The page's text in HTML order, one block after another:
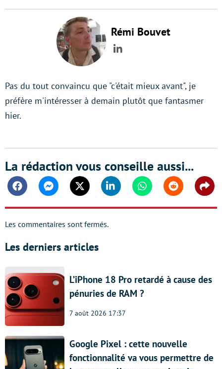
Rémi Bouvet
LinkedIn
Pas du tout convaincu que "c'était mieux avant", je
préfère m'intéresser à demain plutôt que fantasmer
hier.
La rédaction vous conseille aussi...
FacebookMessengerTwitter Linkedin WhatsappReddit
Les commentaires sont fermés.
Les derniers articles
L’iPhone 18 Pro retardé à cause des
pénuries de RAM ?
7 août 2026 17:37
Google Pixel : cette nouvelle
fonctionnalité va vous permettre de